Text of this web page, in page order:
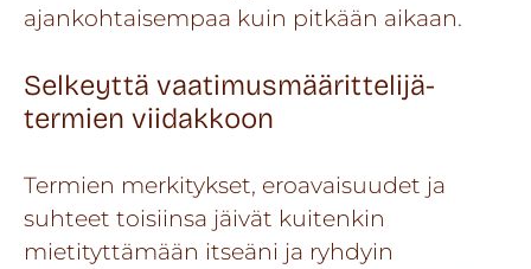
ajankohtaisempaa kuin pitkään aikaan.
Selkeyttä vaatimusmäärittelijä-
termien viidakkoon
Termien merkitykset, eroavaisuudet ja
suhteet toisiinsa jäivät kuitenkin
mietityttämään itseäni ja ryhdyin